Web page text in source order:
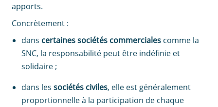
apports.
Concrètement :
dans certainessociétés commerciales comme la
SNC, la responsabilité peut être indéfinie et
solidaire ;
dans les sociétés civiles, elle est généralement
proportionnelle à la participation de chaque